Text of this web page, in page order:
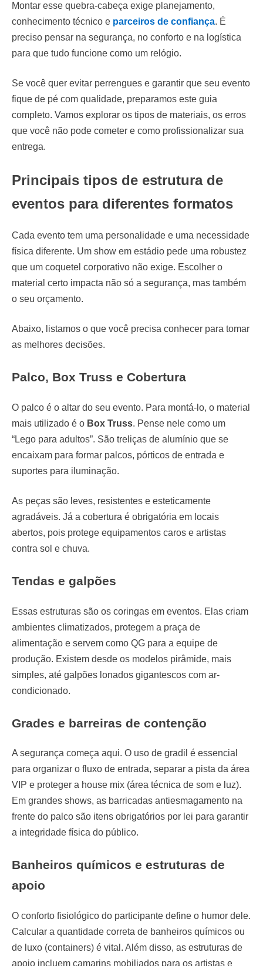
Montar esse quebra-cabeça exige planejamento,
conhecimento técnico e parceiros de confiança. É
preciso pensar na segurança, no conforto e na logística
para que tudo funcione como um relógio.
Se você quer evitar perrengues e garantir que seu evento
fique de pé com qualidade, preparamos este guia
completo. Vamos explorar os tipos de materiais, os erros
que você não pode cometer e como profissionalizar sua
entrega.
Principais tipos de estrutura de
eventos para diferentes formatos
Cada evento tem uma personalidade e uma necessidade
física diferente. Um show em estádio pede uma robustez
que um coquetel corporativo não exige. Escolher o
material certo impacta não só a segurança, mas também
o seu orçamento.
Abaixo, listamos o que você precisa conhecer para tomar
as melhores decisões.
Palco, Box Truss e Cobertura
O palco é o altar do seu evento. Para montá-lo, o material
mais utilizado é o Box Truss. Pense nele como um
“Lego para adultos”. São treliças de alumínio que se
encaixam para formar palcos, pórticos de entrada e
suportes para iluminação.
As peças são leves, resistentes e esteticamente
agradáveis. Já a cobertura é obrigatória em locais
abertos, pois protege equipamentos caros e artistas
contra sol e chuva.
Tendas e galpões
Essas estruturas são os coringas em eventos. Elas criam
ambientes climatizados, protegem a praça de
alimentação e servem como QG para a equipe de
produção. Existem desde os modelos pirâmide, mais
simples, até galpões lonados gigantescos com ar-
condicionado.
Grades e barreiras de contenção
A segurança começa aqui. O uso de gradil é essencial
para organizar o fluxo de entrada, separar a pista da área
VIP e proteger a house mix (área técnica de som e luz).
Em grandes shows, as barricadas antiesmagamento na
frente do palco são itens obrigatórios por lei para garantir
a integridade física do público.
Banheiros químicos e estruturas de
apoio
O conforto fisiológico do participante define o humor dele.
Calcular a quantidade correta de banheiros químicos ou
de luxo (containers) é vital. Além disso, as estruturas de
apoio incluem camarins mobiliados para os artistas e